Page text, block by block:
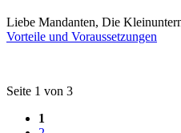
Liebe Mandanten, Die
Vorteile und Voraussetzungen
Seite 1 von 3
1